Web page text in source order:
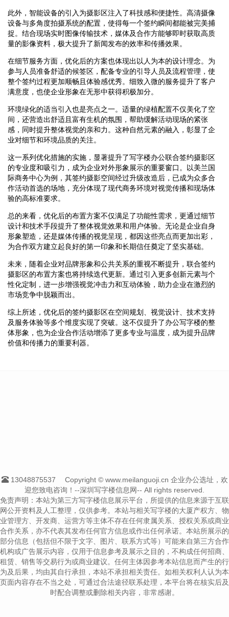
此外，智能设备的引入为摄影区注入了科技感和便捷性。高清摄像
设备与多角度拍摄系统的配置，使得每一个签约瞬间都能被完美捕
捉。结合现场实时图像传输技术，媒体及合作方能够即时获取高质
量的影像资料，极大提升了新闻发布的效率和传播效果。
在细节服务方面，优化后的方案也体现出以人为本的设计理念。为
参与人员准备舒适的候签区，配备专业的引导人员及流程管理，使
整个签约过程更加顺畅且体验感优秀。细致入微的服务提升了客户
满意度，也使企业形象在无形中获得积极加分。
环境绿化的适当引入也是亮点之一。适量的绿植配置不仅美化了空
间，还营造出舒适且富有生机的氛围，帮助缓解活动现场的紧张
感，同时提升整体视觉的亲和力。这种自然元素的融入，彰显了企
业对细节和环境品质的关注。
这一系列优化措施的实施，显著提升了写字楼办公联合签约摄影区
的专业度和吸引力，成为企业对外形象展示的重要窗口。以美兰国
际商务中心为例，其签约摄影空间经过升级改造后，已成为众多合
作活动首选的场地，充分体现了现代商务环境对视觉传播和现场体
验的高标准要求。
总的来看，优化后的布置方案不仅满足了功能性需求，更通过细节
设计和技术手段提升了整体视觉效果和用户体验。无论是企业自身
形象塑造，还是媒体传播的视觉呈现，都因这些亮点而更加出彩，
为合作双方建立起良好的第一印象和长期信任奠定了坚实基础。
未来，随着企业对品牌形象和公共关系的重视不断提升，联合签约
摄影区的布置方案也将持续迭代更新。通过引入更多创新元素与个
性化定制，进一步增强视觉冲击力和互动体验，助力企业在激烈的
市场竞争中脱颖而出。
综上所述，优化后的签约摄影区在空间规划、视觉设计、技术支持
及服务体验等多个维度实现了突破。这不仅提升了办公写字楼的整
体形象，也为企业合作活动增添了更多专业与温度，成为提升品牌
价值和传播力的重要利器。
13048875537
Copyright © www.meilanguoji.cn 企业办公选址，欢
迎您致电咨询！--深圳写字楼信息网-- All rights reserved.
免责声明：本站为第三方写字楼信息展示平台，所提供的信息来源于互联
网公开资料及人工整理，仅供参考。本站与相关写字楼的大厦产权方、物
业管理方、开发商、运营方等主体不存在任何隶属关系、授权关系或商业
合作关系，亦不代表其发布任何官方信息或作出任何承诺。本站所展示的
部分信息（包括但不限于文字、图片、联系方式等）可能来自第三方合作
机构或广告展示内容，仅用于信息参考及展示之目的，不构成任何招商、
租赁、销售等交易行为或商业建议。任何主体因参考本站信息而产生的行
为及后果，均由其自行承担，本站不承担相关责任。如相关权利人认为本
页面内容存在不当之处，可通过合法途径联系处理，本平台将在核实后及
时配合调整或删除相关内容，非常感谢。